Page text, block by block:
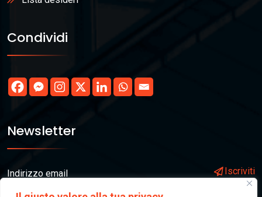
Condividi
Newsletter
Iscriviti